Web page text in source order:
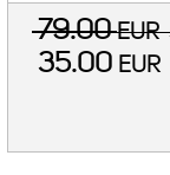
79.00EUR
35.00 EUR